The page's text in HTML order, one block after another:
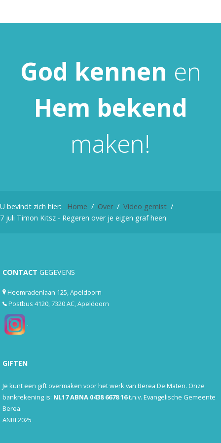
God kennen en
Hem bekend
maken!
U bevindt zich hier: Home Over
Video gemist
7 juli Timon Kitsz - Regeren over je eigen graf heen
CONTACT GEGEVENS
Heemradenlaan 125, Apeldoorn
Postbus 4120, 7320 AC, Apeldoorn
.
GIFTEN
Je kunt een gift overmaken voor het werk van Berea De Maten. Onze
bankrekening is: NL17 ABNA 0438 6678 16t.n.v. Evangelische Gemeente
Berea.
ANBI 2025